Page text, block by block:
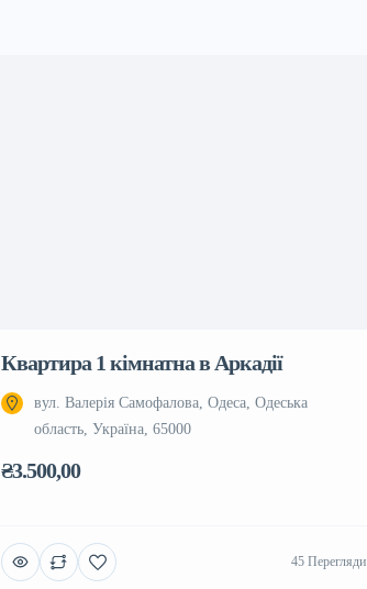
Квартира 1 кімнатна в Аркадії
вул. Валерія Самофалова, Одеса, Одеська
область, Україна, 65000
₴3.500,00
45 Перегляди